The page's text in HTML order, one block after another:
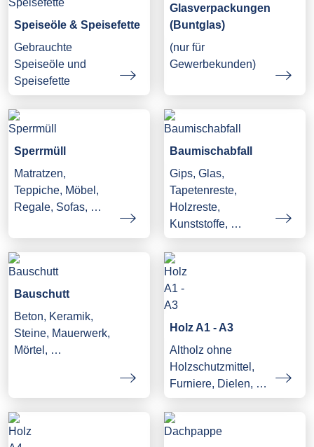
Speiseöle & Speisefette
Gebrauchte
Speiseöle und
Speisefette
Glasverpackungen
(Buntglas)
(nur für
Gewerbekunden)
Sperrmüll
Matratzen,
Teppiche, Möbel,
Regale, Sofas, …
Baumischabfall
Gips, Glas,
Tapetenreste,
Holzreste,
Kunststoffe, …
Bauschutt
Beton, Keramik,
Steine, Mauerwerk,
Mörtel, …
Holz A1 - A3
Altholz ohne
Holzschutzmittel,
Furniere, Dielen, …